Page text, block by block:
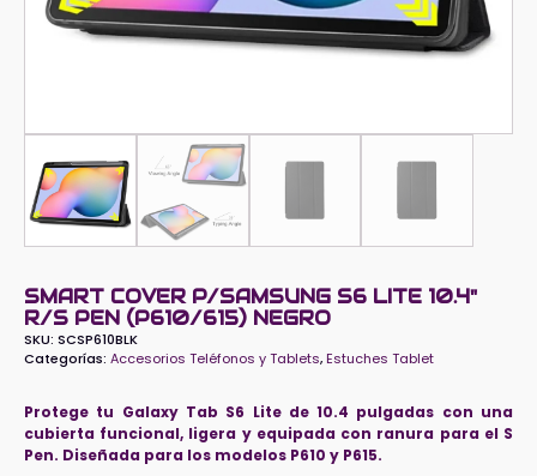
SMART COVER P/SAMSUNG S6 LITE 10.4"
R/S PEN (P610/615) NEGRO
SKU: SCSP610BLK
Categorías: Accesorios Teléfonos y Tablets, Estuches Tablet
Protege tu Galaxy Tab S6 Lite de 10.4 pulgadas con una
cubierta funcional, ligera y equipada con ranura para el S
Pen. Diseñada para los modelos P610 y P615.